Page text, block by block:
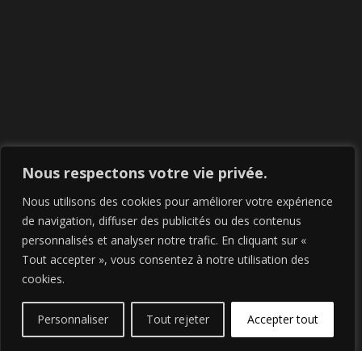
Nous respectons votre vie privée.
Nous utilisons des cookies pour améliorer votre expérience
de navigation, diffuser des publicités ou des contenus
personnalisés et analyser notre trafic. En cliquant sur «
Tout accepter », vous consentez à notre utilisation des
cookies.
Personnaliser Tout rejeter Accepter tout
Ce site vous plaît ? Une création sur-mesure signée
AgenceFTI